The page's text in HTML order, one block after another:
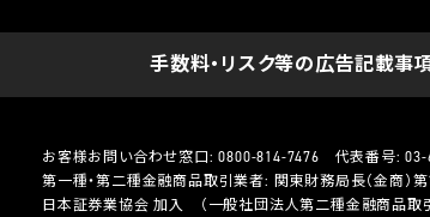
手数料・リスク等の広告記載事
お客様お問い合わせ窓口:0800-814-7476 代表番号:03-
第一種・第二種金融商品取引業者: 関東財務局長（金商）
日本証券業協会 加入 （一般社団法人第二種金融商品取